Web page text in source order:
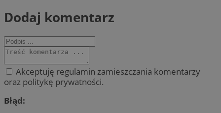
Dodaj komentarz
Akceptuję regulamin zamieszczania komentarzy
oraz politykę prywatności.
Błąd: